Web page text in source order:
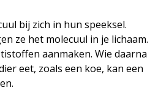
bij zich in hun speeksel.
ze het molecuul in je lichaam.
aanmaken. Wie daarna
eet, zoals een koe, kan een